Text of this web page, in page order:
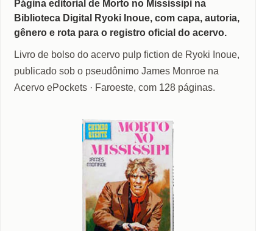
Página editorial de Morto no Mississipi na
Biblioteca Digital Ryoki Inoue, com capa, autoria,
gênero e rota para o registro oficial do acervo.
Livro de bolso do acervo pulp fiction de Ryoki Inoue,
publicado sob o pseudônimo James Monroe na
Acervo ePockets · Faroeste, com 128 páginas.